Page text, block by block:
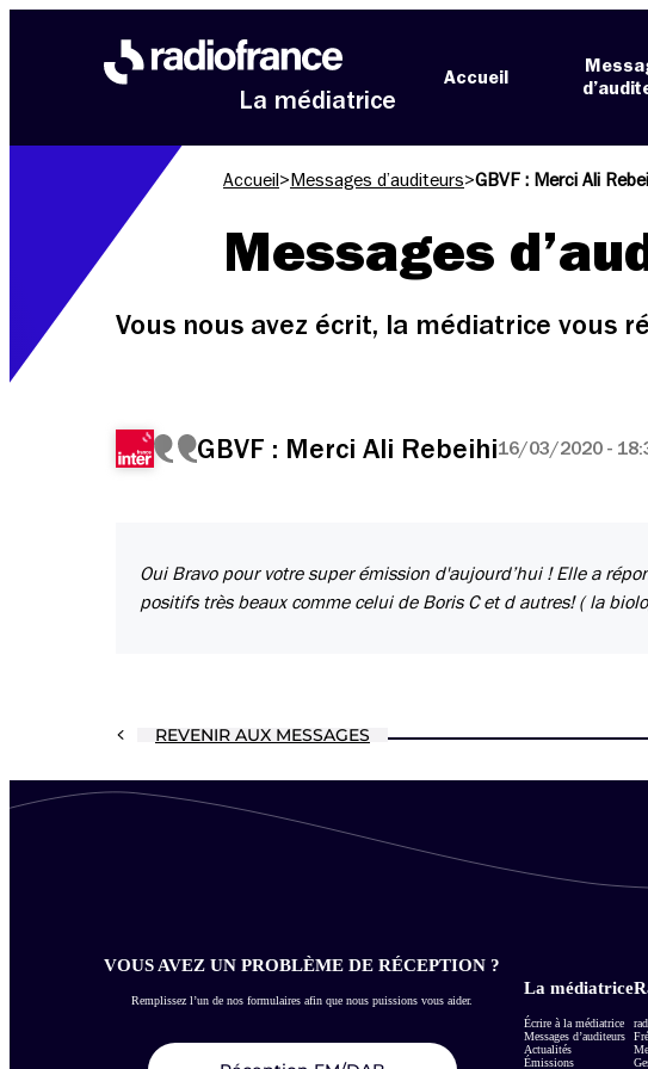
La médiatrice
Accueil
Accueil > Messages d’auditeurs>GBVF : Merci Ali
Messages
Vous nous avez écrit, la médiatrice vous
GBVF : Merci Ali Rebeihi16/03/2020 -
Oui Bravo pour votre super émission d'aujourd’hui ! Elle a
positifs très beaux comme celui de Boris C et d autres! ( la
REVENIR AUX MESSAGES
VOUS AVEZ UN PROBLÈME DE RÉCEPTION ?
Remplissez l’un de nos formulaires afin que nous puissions vous aider.
La médiatrice
Écrire à la médiatrice
Messages d’auditeurs
Actualités
Émissions